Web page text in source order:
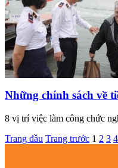
Những chính sách về
8 vị trí việc làm công chức
Trang đầu Trang trước 1 2 3 4